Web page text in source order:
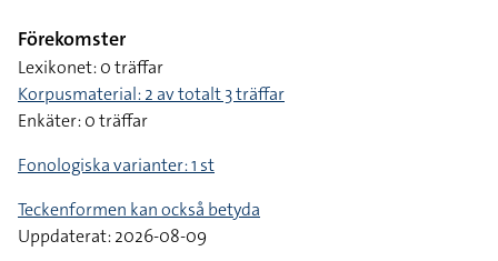
Förekomster
Lexikonet: 0 träffar
Korpusmaterial: 2 av totalt 3 träffar
Enkäter: 0 träffar
Fonologiska varianter: 1 st
Teckenformen kan också betyda
Uppdaterat: 2026-08-09